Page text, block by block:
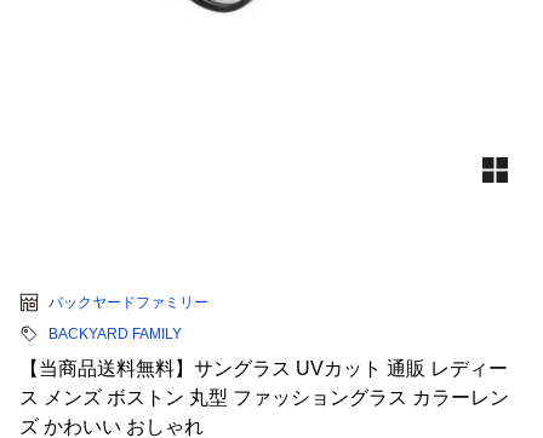
バックヤードファミリー
BACKYARD FAMILY
【当商品送料無料】サングラス UVカット 通販 レディー
ス メンズ ボストン 丸型 ファッショングラス カラーレン
ズ かわいい おしゃれ